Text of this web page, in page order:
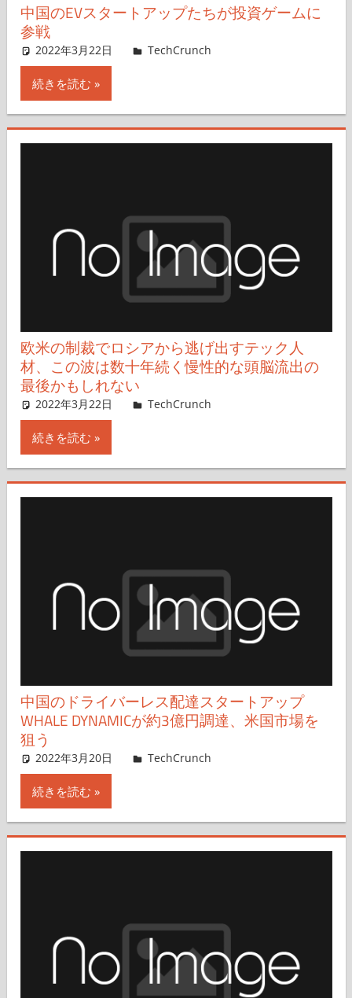
中国のEVスタートアップたちが投資ゲームに
参戦
2022年3月22日 Rita Liao,Nariko Mizoguchi
TechCrunch
続きを読む
欧米の制裁でロシアから逃げ出すテック人
材、この波は数十年続く慢性的な頭脳流出の
最後かもしれない
2022年3月22日 Rita Liao,Nariko Mizoguchi
TechCrunch
続きを読む
中国のドライバーレス配達スタートアップ
WHALE DYNAMICが約3億円調達、米国市場を
狙う
2022年3月20日 Rita Liao,Nariko Mizoguchi
TechCrunch
続きを読む